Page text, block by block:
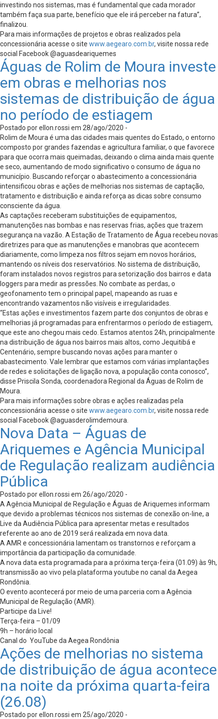
investindo nos sistemas, mas é fundamental que cada morador
também faça sua parte, benefício que ele irá perceber na fatura”,
finalizou.
Para mais informações de projetos e obras realizados pela
concessionária acesse o site www.aegearo.com.br, visite nossa rede
social Facebook @aguasdeariquemes
Águas de Rolim de Moura investe
em obras e melhorias nos
sistemas de distribuição de água
no período de estiagem
Postado por ellon.rossi em 28/ago/2020 -
Rolim de Moura é uma das cidades mais quentes do Estado, o entorno
composto por grandes fazendas e agricultura familiar, o que favorece
para que ocorra mais queimadas, deixando o clima ainda mais quente
e seco, aumentando de modo significativo o consumo de água no
município. Buscando reforçar o abastecimento a concessionária
intensificou obras e ações de melhorias nos sistemas de captação,
tratamento e distribuição e ainda reforça as dicas sobre consumo
consciente da água.
As captações receberam substituições de equipamentos,
manutenções nas bombas e nas reservas frias, ações que trazem
segurança na vazão. A Estação de Tratamento de Água recebeu novas
diretrizes para que as manutenções e manobras que acontecem
diariamente, como limpeza nos filtros sejam em novos horários,
mantendo os níveis dos reservatórios. No sistema de distribuição,
foram instalados novos registros para setorização dos bairros e data
loggers para medir as pressões. No combate as perdas, o
geofonamento tem o principal papel, mapeando as ruas e
encontrando vazamentos não visíveis e irregularidades.
“Estas ações e investimentos fazem parte dos conjuntos de obras e
melhorias já programadas para enfrentarmos o período de estiagem,
que este ano chegou mais cedo. Estamos atentos 24h, principalmente
na distribuição de água nos bairros mais altos, como Jequitibá e
Centenário, sempre buscando novas ações para manter o
abastecimento. Vale lembrar que estamos com várias implantações
de redes e solicitações de ligação nova, a população conta conosco”,
disse Priscila Sonda, coordenadora Regional da Águas de Rolim de
Moura.
Para mais informações sobre obras e ações realizadas pela
concessionária acesse o site www.aegearo.com.br, visite nossa rede
social Facebook @aguasderolimdemoura.
Nova Data – Águas de
Ariquemes e Agência Municipal
de Regulação realizam audiência
Pública
Postado por ellon.rossi em 26/ago/2020 -
A Agência Municipal de Regulação e Águas de Ariquemes informam
que devido a problemas técnicos nos sistemas de conexão on-line, a
Live da Audiência Pública para apresentar metas e resultados
referente ao ano de 2019 será realizada em nova data.
A AMR e concessionária lamentam os transtornos e reforçam a
importância da participação da comunidade.
A nova data esta programada para a próxima terça-feira (01.09) às 9h,
transmissão ao vivo pela plataforma youtube no canal da Aegea
Rondônia.
O evento acontecerá por meio de uma parceria com a Agência
Municipal de Regulação (AMR).
Participe da Live!
Terça-feira – 01/09
9h – horário local
Canal do YouTube da Aegea Rondônia
Ações de melhorias no sistema
de distribuição de água acontece
na noite da próxima quarta-feira
(26.08)
Postado por ellon.rossi em 25/ago/2020 -